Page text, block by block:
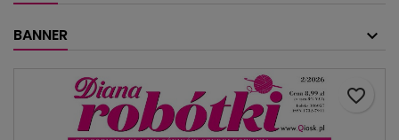
BANNER
favorite_border